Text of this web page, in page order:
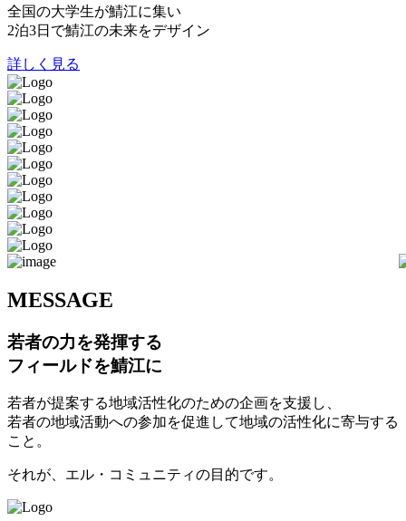
全国の大学生が鯖江に集い
2泊3日で鯖江の未来をデザイン
詳しく見る
MESSAGE
若者の力を発揮する
フィールドを鯖江に
若者が提案する地域活性化のための企画を支援し、
若者の地域活動への参加を促進して地域の活性化に寄与する
こと。
それが、エル・コミュニティの目的です。